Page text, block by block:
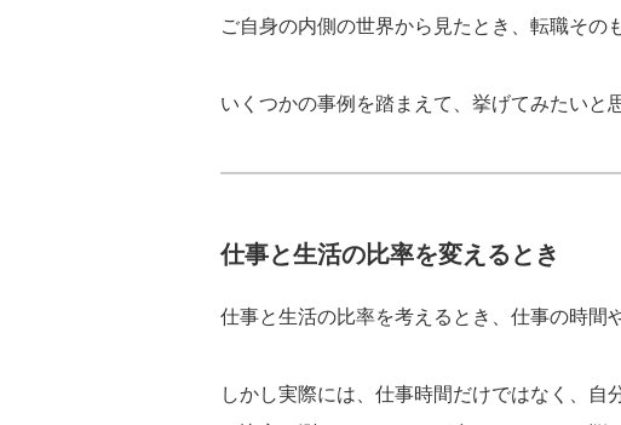
ご自身の内側の世界から見たとき、転職その
いくつかの事例を踏まえて、挙げてみたいと
仕事と生活の比率を変えるとき
仕事と生活の比率を考えるとき、仕事の時間
しかし実際には、仕事時間だけではなく、